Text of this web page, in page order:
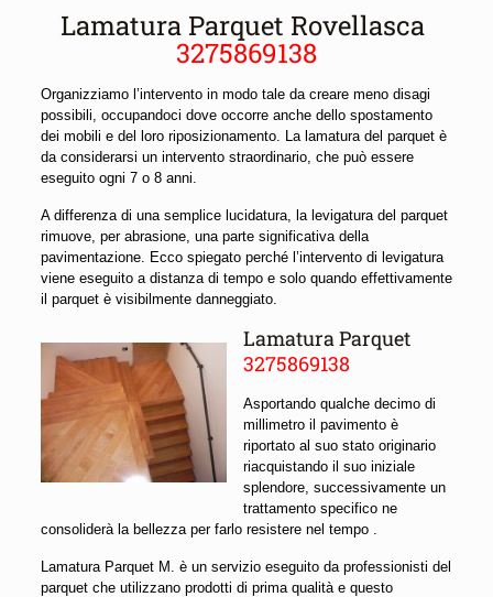
Lamatura Parquet Rovellasca
3275869138
Organizziamo l’intervento in modo tale da creare meno disagi
possibili, occupandoci dove occorre anche dello spostamento
dei mobili e del loro riposizionamento. La lamatura del parquet è
da considerarsi un intervento straordinario, che può essere
eseguito ogni 7 o 8 anni.
A differenza di una semplice lucidatura, la levigatura del parquet
rimuove, per abrasione, una parte significativa della
pavimentazione. Ecco spiegato perché l’intervento di levigatura
viene eseguito a distanza di tempo e solo quando effettivamente
il parquet è visibilmente danneggiato.
Lamatura Parquet
3275869138
Asportando qualche decimo di
millimetro il pavimento è
riportato al suo stato originario
riacquistando il suo iniziale
splendore, successivamente un
trattamento specifico ne
consoliderà la bellezza per farlo resistere nel tempo .
Lamatura Parquet M. è un servizio eseguito da professionisti del
parquet che utilizzano prodotti di prima qualità e questo